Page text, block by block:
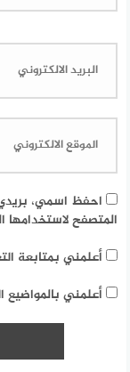
احفظ اسمي، بريدي
المتصفح لاستخدامها
أعلمني بمتابعة
أعلمني بالمواضيع